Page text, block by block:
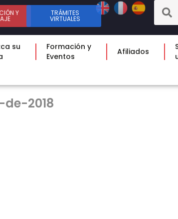
Y TRÁMITES
VIRTUALES
su
Formación y
Eventos
Afiliados
2018